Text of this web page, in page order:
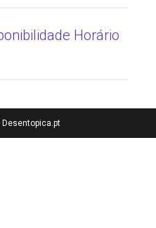
Horário
Desentopica.pt